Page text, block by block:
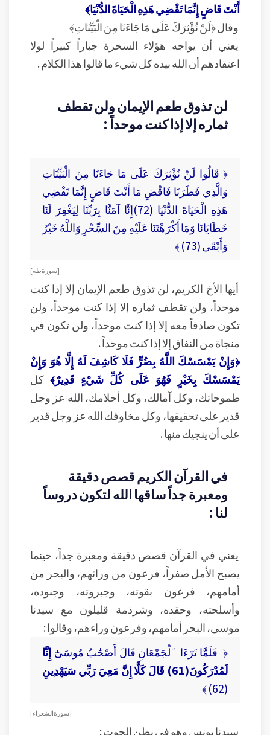
أَنْتَ قَاضٍ إِنَّمَا تَقْضِي هَذِهِ الْحَيَاةَ الدُّنْيَا﴾
وقال ﴿لَنْ نُؤْثِرَكَ عَلَى مَا جَاءَنَا مِنَ الْبَيِّنَاتِ﴾
يعني أن يواجه هؤلاء السحرة جباراً كبيراً لولا
اعتقادهم أن الله بيده كل شيء ما قالوا هذا الكلام .
لن تذوق طعم الإيمان ولن تقطف
ثماره إلا إذا كنت موحداً :
﴿ قَالُوا لَنْ نُؤْثِرَكَ عَلَى مَا جَاءَنَا مِنَ الْبَيِّنَاتِ
وَالَّذِي فَطَرَنَا فَاقْضِ مَا أَنْتَ قَاضٍ إِنَّمَا تَقْضِي
هَذِهِ الْحَيَاةَ الدُّنْيَا (72)إِنَّا آمَنَّا بِرَبِّنَا لِيَغْفِرَ لَنَا
خَطَايَانَا وَمَا أَكْرَهْتَنَا عَلَيْهِ مِنَ السِّحْرِ وَاللَّهُ خَيْرٌ
وَأَبْقَى (73) ﴾
[ سورة طه ]
أيها الأخ الكريم، لن تذوق طعم الإيمان إلا إذا كنت
موحداً، ولن تقطف ثماره إلا إذا كنت موحداً، ولن
تكون صادقاً معه إلا إذا كنت موحداً، ولن تكون في
منجاة من النفاق إلا إذا كنت موحداً .
﴿وَإِنْ يَمْسَسْكَ اللَّهُ بِضُرٍّ فَلَا كَاشِفَ لَهُ إِلَّا هُوَ وَإِنْ
يَمْسَسْكَ بِخَيْرٍ فَهُوَ عَلَى كُلِّ شَيْءٍ قَدِيرٌ﴾ كل
طموحاتك، وكل آمالك، وكل أحلامك، الله عز وجل
قدير على تحقيقها، وكل مخاوفك الله عز وجل قدير
على أن ينجيك منها .
في القرآن الكريم قصص دقيقة
ومعبرة جداً ساقها الله لتكون دروساً
لنا :
يعني في القرآن قصص دقيقة ومعبرة جداً، حينما
يصبح الأمل صفراً، فرعون من ورائهم، والبحر من
أمامهم، فرعون بقوته، وجبروته، وجنوده،
وأسلحته، وحقده، وشرذمة قليلون مع سيدنا
موسى، البحر أمامهم، وفرعون وراءهم، وقالوا :
﴿ فَلَمَّا تَرَٰٓءَا ٱلْجَمْعَانِ قَالَ أَصْحَٰبُ مُوسَىٰٓ إِنَّا
لَمُدْرَكُونَ(61) قَالَ كَلَّا إِنَّ مَعِيَ رَبِّي سَيَهْدِينِ
(62) ﴾
[ سورة الشعراء ]
سيدنا يونس وهو في بطن الحوت :